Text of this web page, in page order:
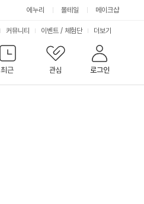
에누리 몰테일 메이크샵
최근
관심 로그인
커뮤니티 이벤트 / 체험단 서
비
스
더보기